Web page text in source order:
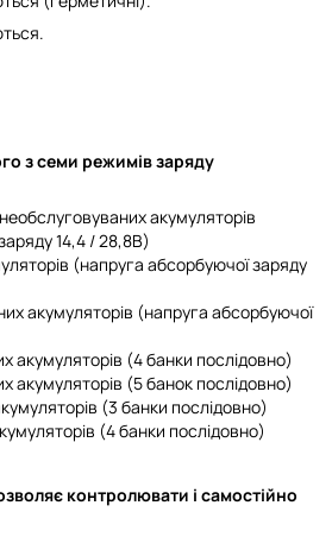
з семи режимів заряду
акумуляторів
14,4 / 28,8В)
(напруга абсорбуючої заряду
акумуляторів (напруга абсорбуючої
акумуляторів (4 банки послідовно)
акумуляторів (5 банок послідовно)
(3 банки послідовно)
(4 банки послідовно)
контролювати і самостійно